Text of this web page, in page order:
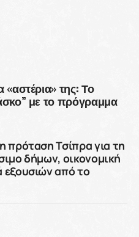
της: Το
με το πρόγραμμα
πρόταση Τσίπρα για τη
δήμων, οικονομική
εξουσιών από το